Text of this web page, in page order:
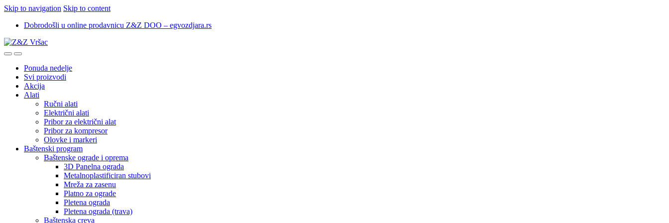
Skip to navigation Skip to content
Dobrodošli u online prodavnicu Z&Z DOO – egvozdjara.rs
Ponuda nedelje
Svi proizvodi
Akcija
Alati
Ručni alati
Električni alati
Pribor za električni alat
Pribor za kompresor
Olovke i markeri
Baštenski program
Baštenske ograde i oprema
3D Panelna ograda
Metalnoplastificiran stubovi
Mreža za zasenu
Platno za ograde
Pletena ograda
Pletena ograda (trava)
Baštenska creva